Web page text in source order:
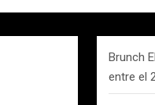
Brunch
entre el